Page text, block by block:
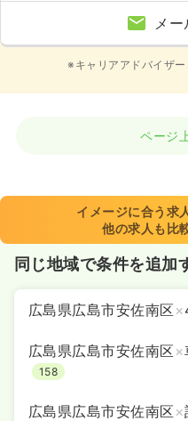
メー
※キャリアアドバイザ
ページ
イメージに合う求
他の求人も比
同じ地域で条件を追加
広島県広島市安佐南区 ×
広島県広島市安佐南区 ×
158
広島県広島市安佐南区 ×